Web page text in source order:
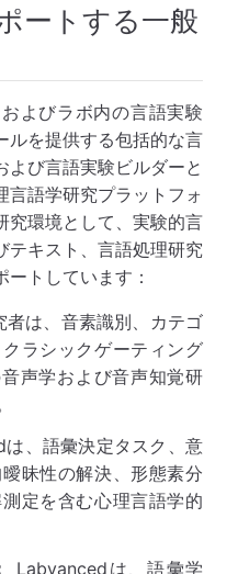
ートする一般
よびラボ内の言語実験
ルを提供する包括的な言
よび言語実験ビルダーと
言語学研究プラットフォ
究環境として、実験的言
テキスト、言語処理研究
トしています：
者は、音素識別、カテゴ
ラシックゲーティング
声学および音声知覚研
、語彙決定タスク、意
昧性の解決、形態素分
定を含む心理言語学的
Labvancedは、語彙学